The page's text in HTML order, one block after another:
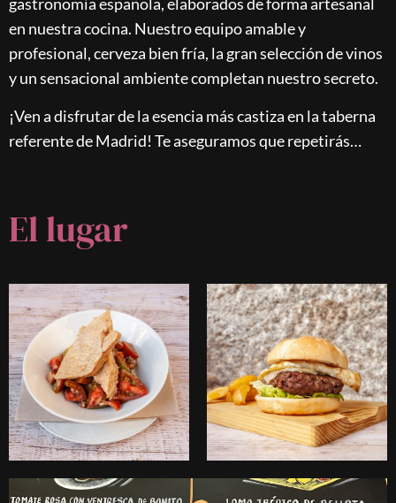
gastronomía española, elaborados de forma artesanal
en nuestra cocina. Nuestro equipo amable y
profesional, cerveza bien fría, la gran selección de vinos
y un sensacional ambiente completan nuestro secreto.
¡Ven a disfrutar de la esencia más castiza en la taberna
referente de Madrid! Te aseguramos que repetirás…
El lugar